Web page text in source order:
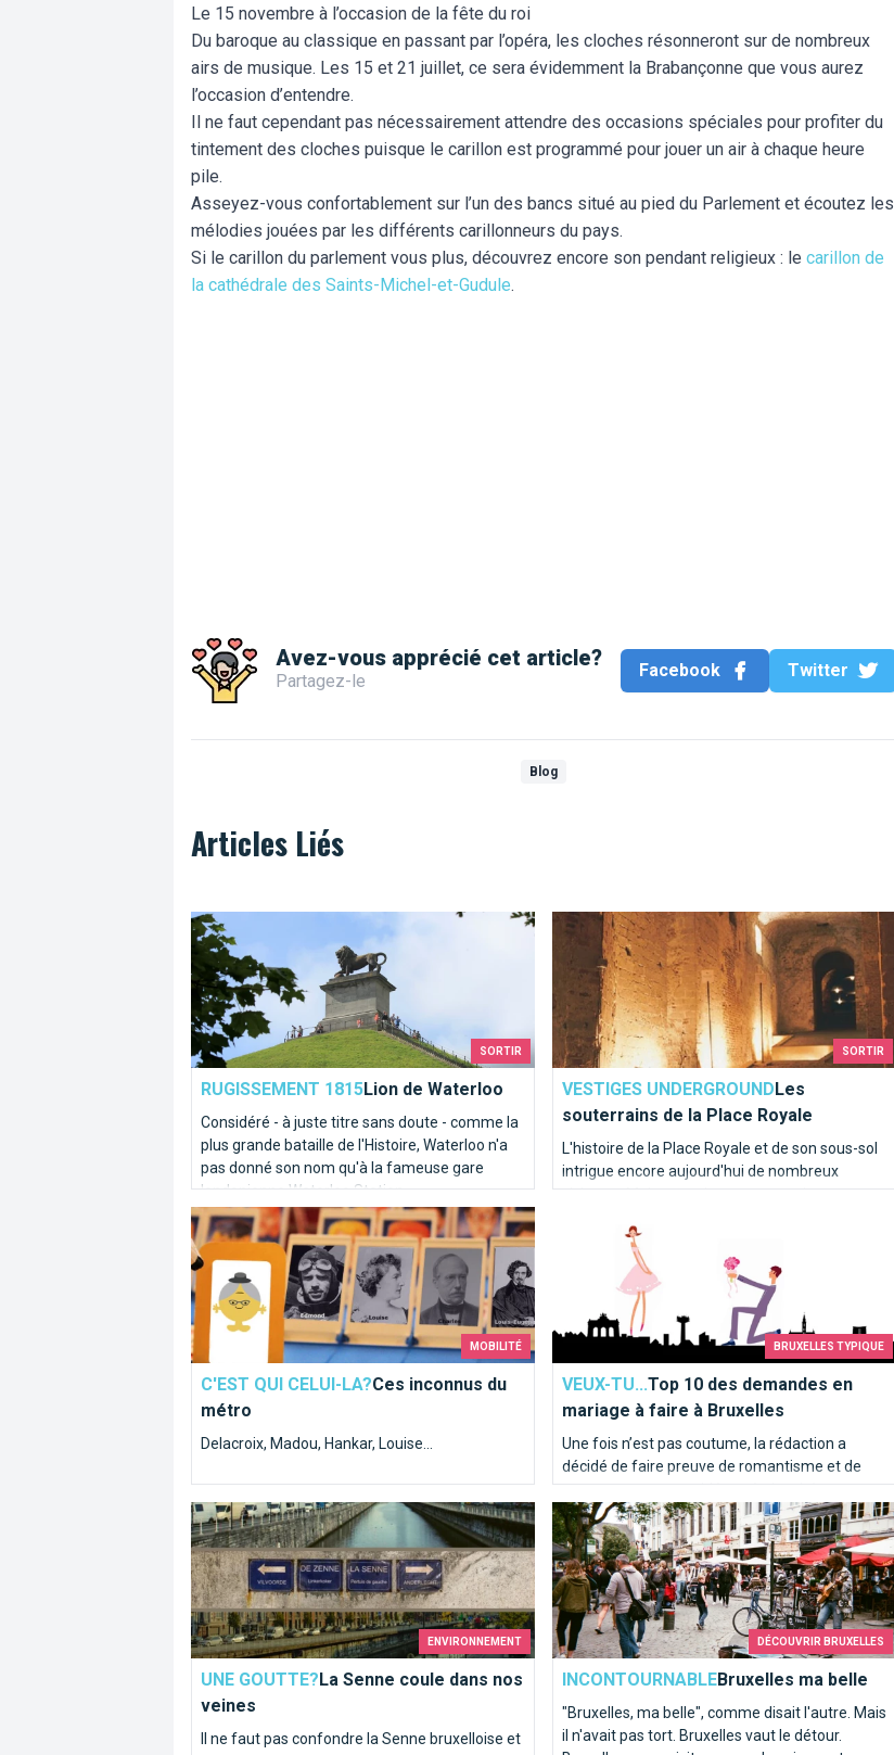
Le 15 novembre à l’occasion de la fête du roi
Du baroque au classique en passant par l’opéra, les cloches résonneront sur de nombreux
airs de musique. Les 15 et 21 juillet, ce sera évidemment la Brabançonne que vous aurez
l’occasion d’entendre.
Il ne faut cependant pas nécessairement attendre des occasions spéciales pour profiter du
tintement des cloches puisque le carillon est programmé pour jouer un air à chaque heure
pile.
Asseyez-vous confortablement sur l’un des bancs situé au pied du Parlement et écoutez les
mélodies jouées par les différents carillonneurs du pays.
Si le carillon du parlement vous plus, découvrez encore son pendant religieux : le carillon de
la cathédrale des Saints-Michel-et-Gudule.
Avez-vous apprécié cet article?
Partagez-le
Facebook Twitter
Blog
Articles Liés
SORTIR
RUGISSEMENT 1815Lion de Waterloo
Considéré - à juste titre sans doute - comme la
plus grande bataille de l'Histoire, Waterloo n'a
pas donné son nom qu'à la fameuse gare
londonienne Waterloo Station.
Lion de Waterloo
SORTIR
VESTIGES UNDERGROUNDLes
souterrains de la Place Royale
L'histoire de la Place Royale et de son sous-sol
intrigue encore aujourd'hui de nombreux
visiteurs. Mais connaissez-vous vraiment cette
bruxelloise?
Les souterrains de la Place Royale
MOBILITÉ
C'EST QUI CELUI-LA?Ces inconnus du
métro
Delacroix, Madou, Hankar, Louise...
Ces inconnus du métro
BRUXELLES TYPIQUE
VEUX-TU...Top 10 des demandes en
mariage à faire à Bruxelles
Une fois n’est pas coutume, la rédaction a
décidé de faire preuve de romantisme et de
vous soumettre ses idées très inspirées pour
une demande en mariage idyllique à Bruxelles.
Voici notre “Top 10” des endroits où poser le
genou par terre…
ENVIRONNEMENT
UNE GOUTTE?La Senne coule dans nos
veines
Il ne faut pas confondre la Senne bruxelloise et
La Senne coule dans nos veines
DÉCOUVRIR BRUXELLES
INCONTOURNABLEBruxelles ma belle
"Bruxelles, ma belle", comme disait l'autre. Mais
il n'avait pas tort. Bruxelles vaut le détour.
Bruxelles ma belle